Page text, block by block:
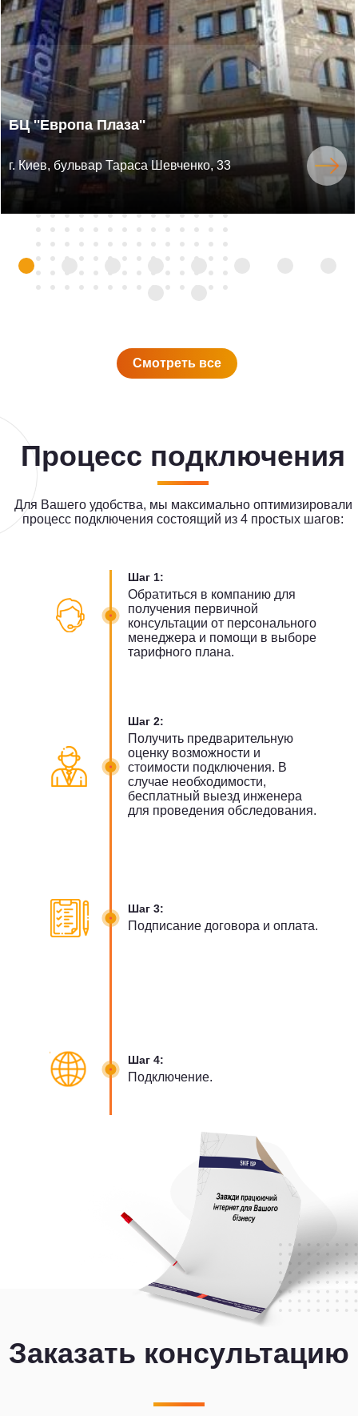
БЦ ''Европа Плаза''
г. Киев, бульвар Тараса Шевченко, 33
Смотреть все
Процесс подключения
Для Вашего удобства, мы максимально оптимизировали
процесс подключения состоящий из 4 простых шагов:
Шаг 1:
Обратиться в компанию для
получения первичной
консультации от персонального
менеджера и помощи в выборе
тарифного плана.
Шаг 2:
Получить предварительную
оценку возможности и
стоимости подключения. В
случае необходимости,
бесплатный выезд инженера
для проведения обследования.
Шаг 3:
Подписание договора и оплата.
Шаг 4:
Подключение.
Заказать консультацию